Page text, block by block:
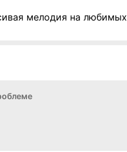
мелодия на любимых